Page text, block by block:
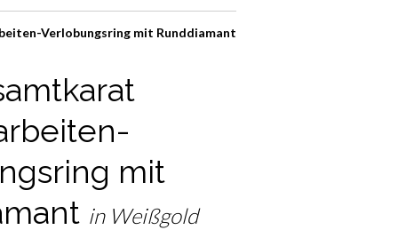
Verlobungsring mit Runddiamant
mit
in Weißgold